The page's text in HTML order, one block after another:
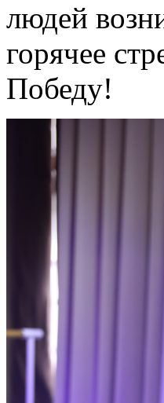
людей
горячее
Победу!